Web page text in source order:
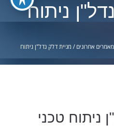
ניתוח
מאמרים אחרונים / מניית דלק נדל"ן ניתוח
ניתוח טכני